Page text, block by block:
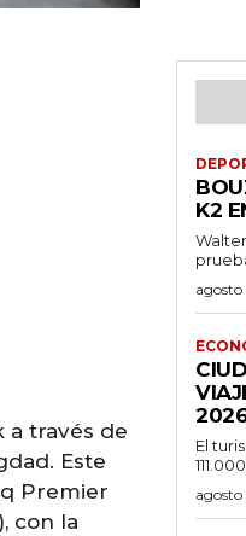
a través de
Este
Premier
con la
K2
2026
El